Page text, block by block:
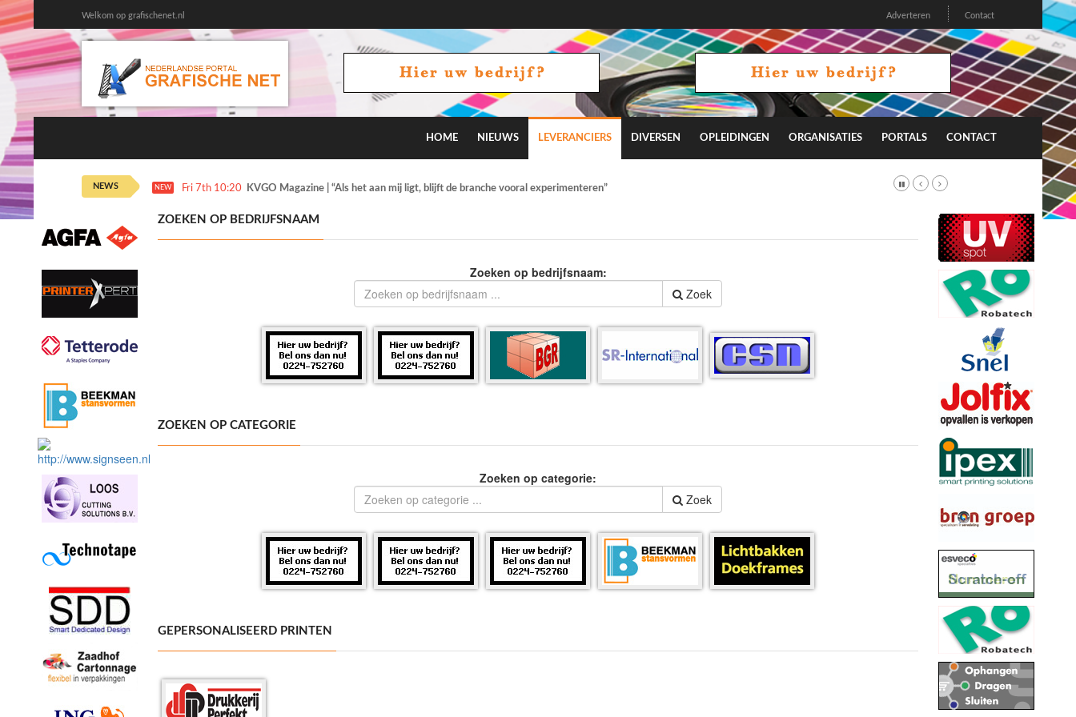
Welkom op grafischenet.nl Adverteren Contact
HOME NIEUWS LEVERANCIERS DIVERSEN OPLEIDINGEN ORGANISATIES PORTALS CONTACT
NEWS NEW Fri 7th 10:20 KVGO Magazine | “Als het aan mij ligt, blijft de branche vooral experimenteren”
ZOEKEN OP BEDRIJFSNAAM
Zoeken op bedrijfsnaam:
Zoek
ZOEKEN OP CATEGORIE
Zoeken op categorie:
Zoek
GEPERSONALISEERD PRINTEN